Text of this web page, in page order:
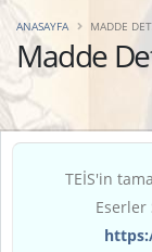
Madde
ANASAYFA MADDE
TEİS'in
Eserler